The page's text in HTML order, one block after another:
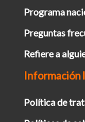
Programa
Preguntas
Refiere a
Información
Política de